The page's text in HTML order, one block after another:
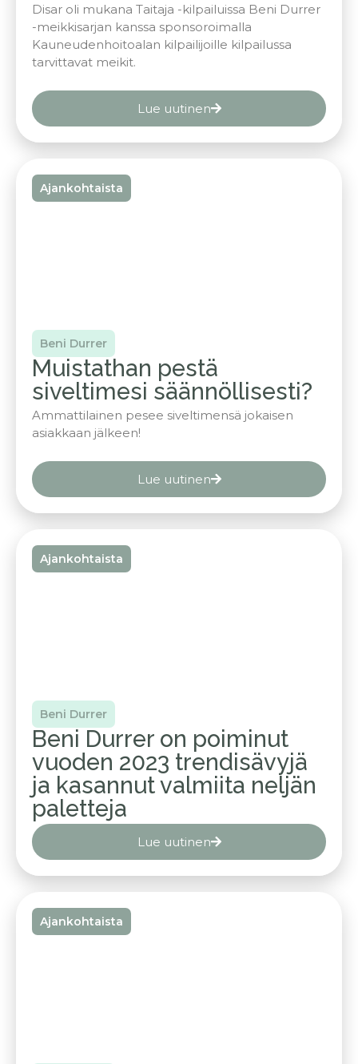
Disar oli mukana Taitaja -kilpailuissa Beni Durrer
-meikkisarjan kanssa sponsoroimalla
Kauneudenhoitoalan kilpailijoille kilpailussa
tarvittavat meikit.
Lue uutinen
Ajankohtaista
Beni Durrer
Muistathan pestä
siveltimesi säännöllisesti?
Ammattilainen pesee siveltimensä jokaisen
asiakkaan jälkeen!
Lue uutinen
Ajankohtaista
Beni Durrer
Beni Durrer on poiminut
vuoden 2023 trendisävyjä
ja kasannut valmiita neljän
paletteja
Lue uutinen
Ajankohtaista